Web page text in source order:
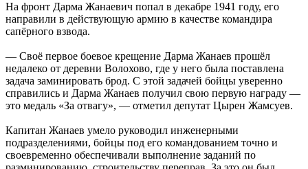
На фронт Дарма Жанаевич попал в декабре 1941 году, его
направили в действующую армию в качестве командира
сапёрного взвода.
— Своё первое боевое крещение Дарма Жанаев прошёл
недалеко от деревни Волохово, где у него была поставлена
задача заминировать брод. С этой задачей бойцы уверенно
справились и Дарма Жанаев получил свою первую награду —
это медаль «За отвагу», — отметил депутат Цырен Жамсуев.
Капитан Жанаев умело руководил инженерными
подразделениями, бойцы под его командованием точно и
своевременно обеспечивали выполнение заданий по